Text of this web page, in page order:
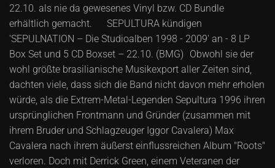
22.10. als nie da gewesenes Vinyl bzw. CD Bundle
erhältlich gemacht. SEPULTURA kündigen
'SEPULNATION – Die Studioalben 1998 - 2009' an - 8 LP
Box Set und 5 CD Boxset – 22.10. (BMG) Obwohl sie der
wohl größte brasilianische Musikexport aller Zeiten sind,
dachten viele, dass sich die Band nicht davon mehr erholen
würde, als die Extrem-Metal-Legenden Sepultura 1996 ihren
ursprünglichen Frontmann und Gründer (zusammen mit
ihrem Bruder und Schlagzeuger Iggor Cavalera) Max
Cavalera nach ihrem äußerst einflussreichen Album "Roots"
verloren. Doch mit Derrick Green, einem Veteranen der